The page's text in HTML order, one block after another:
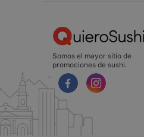
Somos el mayor sitio de
promociones de sushi.